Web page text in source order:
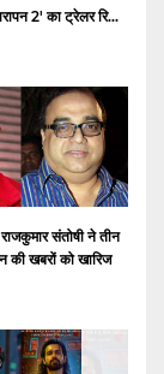
2' का ट्रेलर रि...
संतोषी ने तीन
की खबरों को खारिज